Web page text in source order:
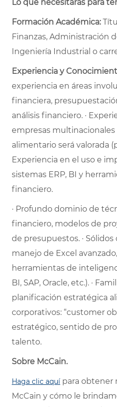
Lo que necesitarás para
Formación Académica:
Finanzas, Administración
Ingeniería Industrial o
Experiencia y
experiencia en áreas
financiera,
análisis financiero. ·
empresas multinacionales
alimentario será valorada
Experiencia en el uso e
sistemas ERP, BI y
financiero.
· Profundo dominio de
financiero, modelos de
de presupuestos. ·
manejo de Excel
herramientas de
BI, SAP, Oracle, etc.). ·
planificación estratégica
corporativos: “customer
estratégico, sentido de
talento.
Sobre McCain.
Haga clic aquí para obtener
McCain y cómo le